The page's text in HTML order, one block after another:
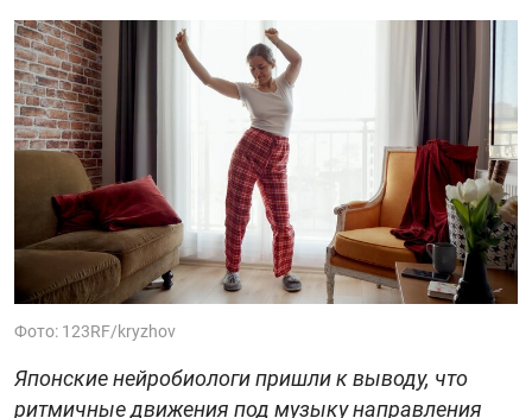
Фото: 123RF/kryzhov
Японские нейробиологи пришли к выводу, что
ритмичные движения под музыку направления